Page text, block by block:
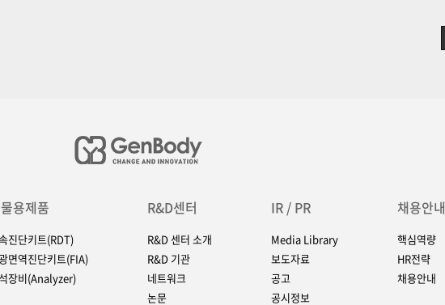
용제품
진단키트(RDT)
면역진단키트(FIA)
장비(Analyzer)
R&D센터
R&D 센터 소개
R&D 기관
네트워크
논문
IR / PR
Media Library
보도자료
공고
공시정보
채용안내
핵심역량
HR전략
채용안내